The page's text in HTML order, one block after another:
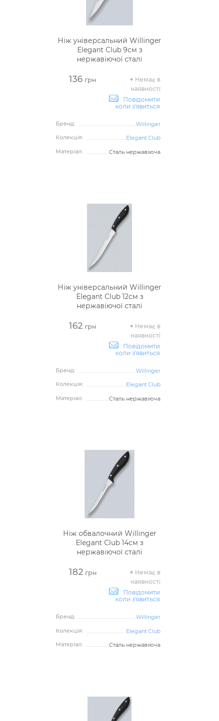
Ніж універсальний Willinger
Elegant Club 9см з
нержавіючої сталі
136 грн
Немає в
наявності
Повідомити
коли з'явиться
Бренд:
Willinger
Колекція:
Elegant Club
Матеріал:
Сталь нержавіюча
Ніж універсальний Willinger
Elegant Club 12см з
нержавіючої сталі
162 грн
Немає в
наявності
Повідомити
коли з'явиться
Бренд:
Willinger
Колекція:
Elegant Club
Матеріал:
Сталь нержавіюча
Ніж обвалочний Willinger
Elegant Club 14см з
нержавіючої сталі
182грн
Немає в
наявності
Повідомити
коли з'явиться
Бренд:
Willinger
Колекція:
Elegant Club
Матеріал:
Сталь нержавіюча